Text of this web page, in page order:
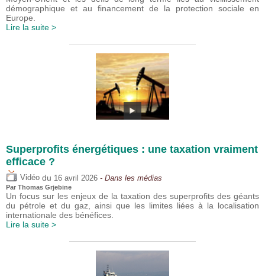
démographique et au financement de la protection sociale en
Europe.
Lire la suite >
Superprofits énergétiques : une taxation vraiment
efficace ?
Vidéo du 16 avril 2026 - Dans les médias
Par Thomas Grjebine
Un focus sur les enjeux de la taxation des superprofits des géants
du pétrole et du gaz, ainsi que les limites liées à la localisation
internationale des bénéfices.
Lire la suite >